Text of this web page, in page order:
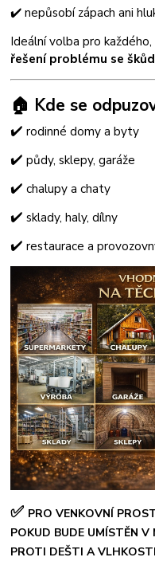
✔️ nepůsobí zápach ani
Ideální volba pro
řešení problému se
🏠 Kde se
✔️rodinné domy a byty
✔️půdy, sklepy, garáže
✔️chalupy a chaty
✔️sklady, haly, dílny
✔️restaurace a
✅ PRO VENKOVNÍ
POKUD BUDE UMÍSTĚN V
PROTI DEŠTI A